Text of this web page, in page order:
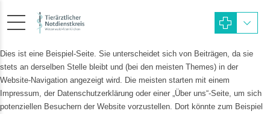
Dies ist eine Beispiel-Seite. Sie unterscheidet sich von Beiträgen, da sie
stets an derselben Stelle bleibt und (bei den meisten Themes) in der
Website-Navigation angezeigt wird. Die meisten starten mit einem
Impressum, der Datenschutzerklärung oder einer „Über uns“-Seite, um sich
potenziellen Besuchern der Website vorzustellen. Dort könnte zum Beispiel